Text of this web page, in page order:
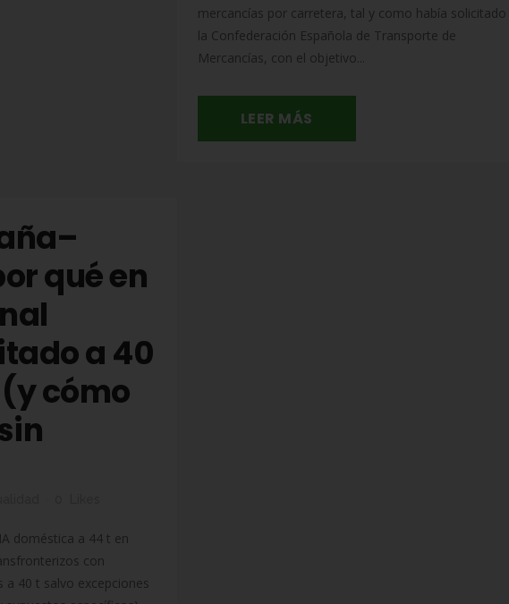
mercancías por carretera, tal y como había solicitado
la Confederación Española de Transporte de
Mercancías, con el objetivo...
LEER MÁS
qué en
a 40
cómo
doméstica a 44 t en
con
40 t salvo excepciones